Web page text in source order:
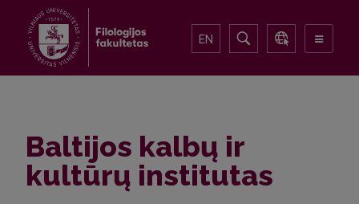
EN
Baltijos kalbų ir
kultūrų institutas